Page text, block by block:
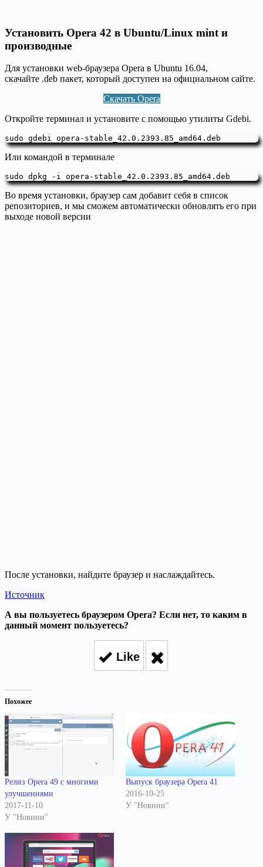
Установить Opera 42 в Ubuntu/Linux mint и
производные
Для установки web-браузера Opera в Ubuntu 16.04,
скачайте .deb пакет, который доступен на официальном сайте.
Скачать Opera
Откройте терминал и установите с помощью утилиты Gdebi.
sudo gdebi opera-stable_42.0.2393.85_amd64.deb
Или командой в терминале
sudo dpkg -i opera-stable_42.0.2393.85_amd64.deb
Во время установки, браузер сам добавит себя в список
репозиториев, и мы сможем автоматически обновлять его при
выходе новой версии
После установки, найдите браузер и наслаждайтесь.
Источник
А вы пользуетесь браузером Opera? Если нет, то каким в
данный момент пользуетесь?
Like
Похожее
Релиз Opera 49 с многими
улучшениями
2017-11-10
У "Новини"
Выпуск браузера Opera 41
2016-10-25
У "Новини"